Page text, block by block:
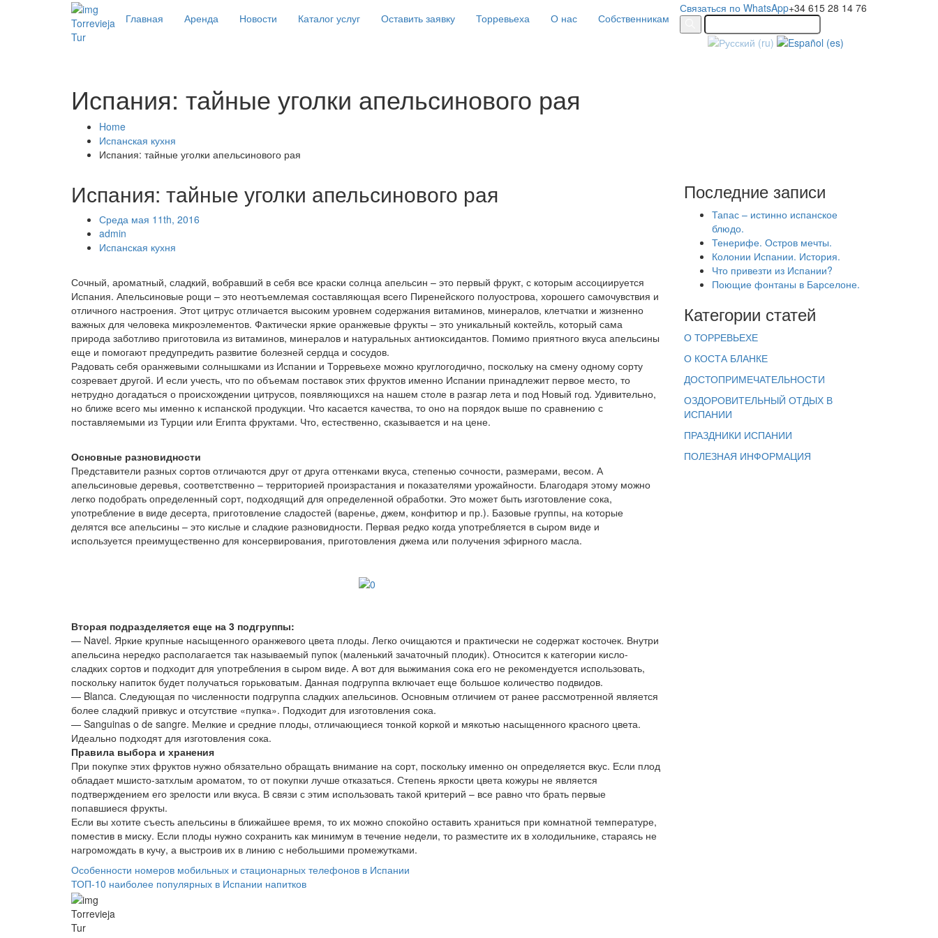
Torrevieja
Tur
Главная Аренда Новости Каталог услуг Оставить заявку Торревьеха О нас Собственникам
Связаться по WhatsApp+34 615 28 14 76
Испания: тайные уголки апельсинового рая
Home
Испанская кухня
Испания: тайные уголки апельсинового рая
Испания: тайные уголки апельсинового рая
Среда мая 11th, 2016
admin
Испанская кухня
Сочный, ароматный, сладкий, вобравший в себя все краски солнца апельсин – это первый фрукт, с которым ассоциируется
Испания. Апельсиновые рощи – это неотъемлемая составляющая всего Пиренейского полуострова, хорошего самочувствия и
отличного настроения. Этот цитрус отличается высоким уровнем содержания витаминов, минералов, клетчатки и жизненно
важных для человека микроэлементов. Фактически яркие оранжевые фрукты – это уникальный коктейль, который сама
природа заботливо приготовила из витаминов, минералов и натуральных антиоксидантов. Помимо приятного вкуса апельсины
еще и помогают предупредить развитие болезней сердца и сосудов.
Радовать себя оранжевыми солнышками из Испании и Торревьехе можно круглогодично, поскольку на смену одному сорту
созревает другой. И если учесть, что по объемам поставок этих фруктов именно Испании принадлежит первое место, то
нетрудно догадаться о происхождении цитрусов, появляющихся на нашем столе в разгар лета и под Новый год. Удивительно,
но ближе всего мы именно к испанской продукции. Что касается качества, то оно на порядок выше по сравнению с
поставляемыми из Турции или Египта фруктами. Что, естественно, сказывается и на цене.
Основные разновидности
Представители разных сортов отличаются друг от друга оттенками вкуса, степенью сочности, размерами, весом. А
апельсиновые деревья, соответственно – территорией произрастания и показателями урожайности. Благодаря этому можно
легко подобрать определенный сорт, подходящий для определенной обработки. Это может быть изготовление сока,
употребление в виде десерта, приготовление сладостей (варенье, джем, конфитюр и пр.). Базовые группы, на которые
делятся все апельсины – это кислые и сладкие разновидности. Первая редко когда употребляется в сыром виде и
используется преимущественно для консервирования, приготовления джема или получения эфирного масла.
Вторая подразделяется еще на 3 подгруппы:
— Navel. Яркие крупные насыщенного оранжевого цвета плоды. Легко очищаются и практически не содержат косточек. Внутри
апельсина нередко располагается так называемый пупок (маленький зачаточный плодик). Относится к категории кисло-
сладких сортов и подходит для употребления в сыром виде. А вот для выжимания сока его не рекомендуется использовать,
поскольку напиток будет получаться горьковатым. Данная подгруппа включает еще большое количество подвидов.
— Blanca. Следующая по численности подгруппа сладких апельсинов. Основным отличием от ранее рассмотренной является
более сладкий привкус и отсутствие «пупка». Подходит для изготовления сока.
— Sanguinas o de sangre. Мелкие и средние плоды, отличающиеся тонкой коркой и мякотью насыщенного красного цвета.
Идеально подходят для изготовления сока.
Правила выбора и хранения
При покупке этих фруктов нужно обязательно обращать внимание на сорт, поскольку именно он определяется вкус. Если плод
обладает мшисто-затхлым ароматом, то от покупки лучше отказаться. Степень яркости цвета кожуры не является
подтверждением его зрелости или вкуса. В связи с этим использовать такой критерий – все равно что брать первые
попавшиеся фрукты.
Если вы хотите съесть апельсины в ближайшее время, то их можно спокойно оставить храниться при комнатной температуре,
поместив в миску. Если плоды нужно сохранить как минимум в течение недели, то разместите их в холодильнике, стараясь не
нагромождать в кучу, а выстроив их в линию с небольшими промежутками.
Особенности номеров мобильных и стационарных телефонов в Испании
ТОП-10 наиболее популярных в Испании напитков
Последние записи
Тапас – истинно испанское
блюдо.
Тенерифе. Остров мечты.
Колонии Испании. История.
Что привезти из Испании?
Поющие фонтаны в Барселоне.
Категории статей
О ТОРРЕВЬЕХЕ
О КОСТА БЛАНКЕ
ДОСТОПРИМЕЧАТЕЛЬНОСТИ
ОЗДОРОВИТЕЛЬНЫЙ ОТДЫХ В
ИСПАНИИ
ПРАЗДНИКИ ИСПАНИИ
ПОЛЕЗНАЯ ИНФОРМАЦИЯ
Torrevieja
Tur